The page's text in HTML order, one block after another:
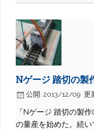
Nゲージ 踏切の製
公開: 2013/12/09 更
「Nゲージ 踏切の製
の量産を始めた。続